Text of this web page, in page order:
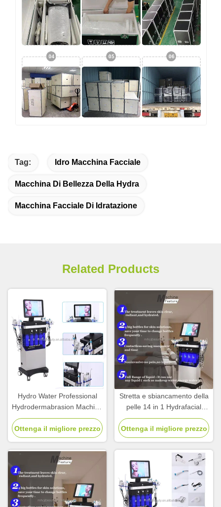
Tag: Idro Macchina Facciale
Macchina Di Bellezza Della Hydra
Macchina Facciale Di Idratazione
Related Products
Hydro Water Professional
Hydrodermabrasion Machine
per il ringiovanimento della
pelle
Ottenga il migliore prezzo
Stretta e sbiancamento della
pelle 14 in 1 Hydrafacial
Machine Diamond
Microdermabrasion
Ottenga il migliore prezzo